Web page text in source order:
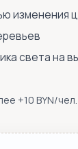
изменения
света на
+10 BYN/чел.